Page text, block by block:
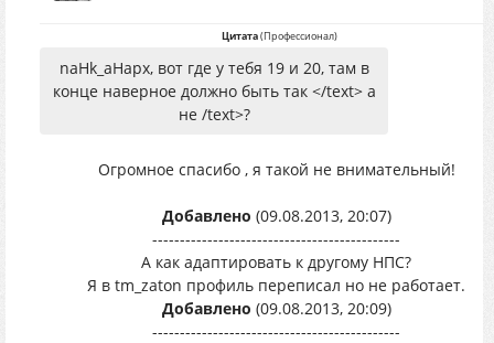
Цитата(Профессионал)
naHk_aHapx, вот где у тебя 19 и 20, там в
конце наверное должно быть так </text> а
не /text>?
Огромное спасибо , я такой не внимательный!
Добавлено (09.08.2013, 20:07)
---------------------------------------------
А как адаптировать к другому НПС?
Я в tm_zaton профиль переписал но не работает.
Добавлено (09.08.2013, 20:09)
---------------------------------------------